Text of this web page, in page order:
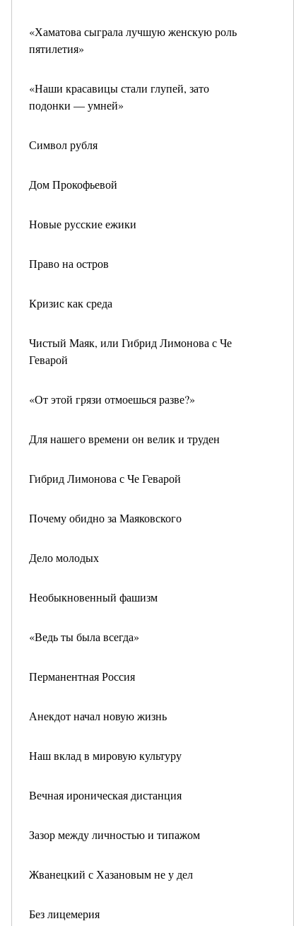
«Хаматова сыграла лучшую женскую роль
пятилетия»
«Наши красавицы стали глупей, зато
подонки — умней»
Символ рубля
Дом Прокофьевой
Новые русские ежики
Право на остров
Кризис как среда
Чистый Маяк, или Гибрид Лимонова с Че
Геварой
«От этой грязи отмоешься разве?»
Для нашего времени он велик и труден
Гибрид Лимонова с Че Геварой
Почему обидно за Маяковского
Дело молодых
Необыкновенный фашизм
«Ведь ты была всегда»
Перманентная Россия
Анекдот начал новую жизнь
Наш вклад в мировую культуру
Вечная ироническая дистанция
Зазор между личностью и типажом
Жванецкий с Хазановым не у дел
Без лицемерия